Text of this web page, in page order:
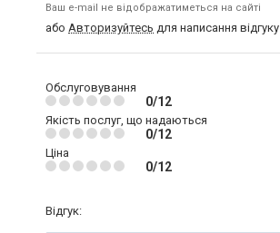
Ваш e-mail не відображатиметься на сайті
або Авторизуйтесь для написання відгуку
Обслуговування
0/12
Якість послуг, що надаються
0/12
Ціна
0/12
Відгук: